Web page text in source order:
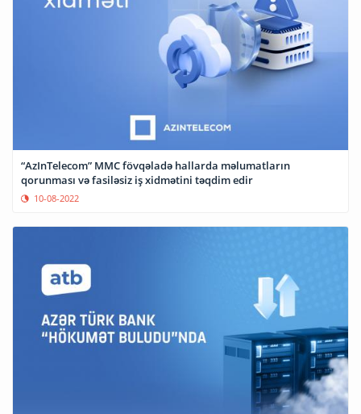
“AzInTelecom” MMC fövqəladə hallarda məlumatların
qorunması və fasiləsiz iş xidmətini təqdim edir
10-08-2022